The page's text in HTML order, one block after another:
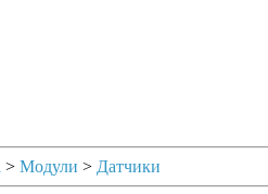
> Модули > Датчики